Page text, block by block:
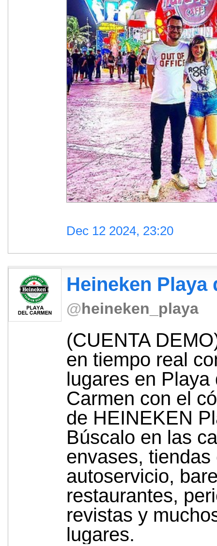
Dec 12 2024, 23:20
Heineken Playa
@heineken_playa
(CUENTA
en tiempo real
lugares en Playa
Carmen con el
de HEINEKEN
Búscalo en las
envases, tiendas
autoservicio,
restaurantes,
revistas y
lugares.